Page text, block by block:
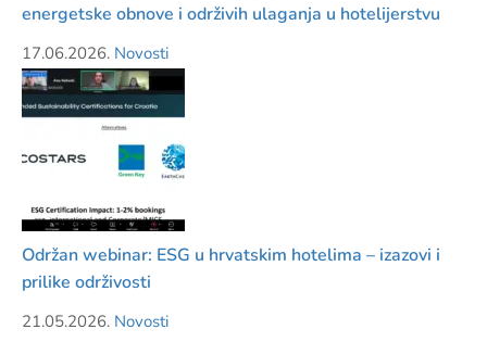
energetske obnove i održivih ulaganja u hotelijerstvu
17.06.2026. Novosti
Održan webinar: ESG u hrvatskim hotelima – izazovi i
prilike održivosti
21.05.2026. Novosti